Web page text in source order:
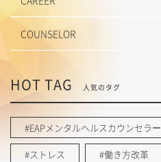
COUNSELOR
HOT TAG 人気のタグ
#EAPメンタルヘルスカウンセラー
#ストレス #働き方改革